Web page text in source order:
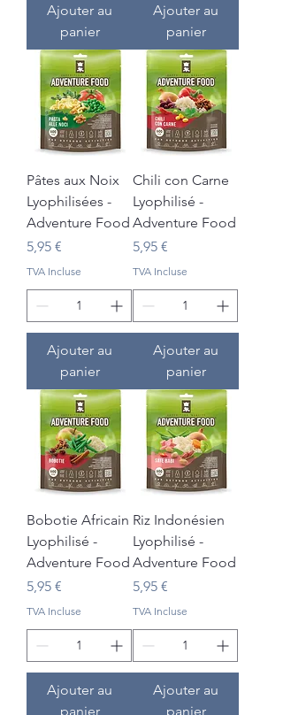
Ajouter au
panier
Ajouter au
panier
Pâtes aux Noix
Lyophilisées -
Adventure Food
Prix
5,95 €
TVA Incluse
Ajouter au
panier
Chili con Carne
Lyophilisé -
Adventure Food
Prix
5,95 €
TVA Incluse
Ajouter au
panier
Bobotie Africain
Lyophilisé -
Adventure Food
Prix
5,95 €
TVA Incluse
Ajouter au
panier
Riz Indonésien
Lyophilisé -
Adventure Food
Prix
5,95 €
TVA Incluse
Ajouter au
panier